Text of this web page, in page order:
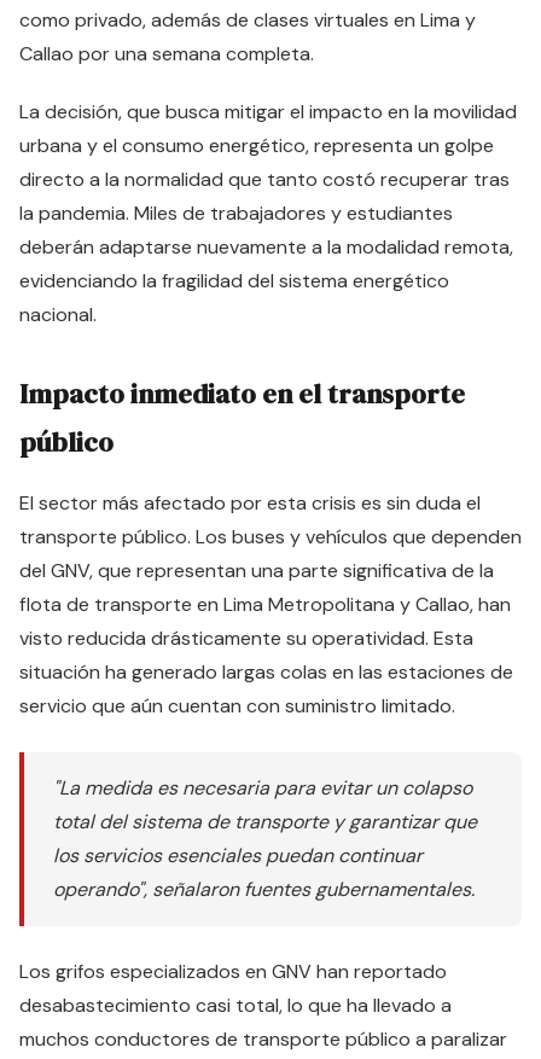
como privado, además de clases virtuales en Lima y
Callao por una semana completa.
La decisión, que busca mitigar el impacto en la movilidad
urbana y el consumo energético, representa un golpe
directo a la normalidad que tanto costó recuperar tras
la pandemia. Miles de trabajadores y estudiantes
deberán adaptarse nuevamente a la modalidad remota,
evidenciando la fragilidad del sistema energético
nacional.
Impacto inmediato en el transporte
público
El sector más afectado por esta crisis es sin duda el
transporte público. Los buses y vehículos que dependen
del GNV, que representan una parte significativa de la
flota de transporte en Lima Metropolitana y Callao, han
visto reducida drásticamente su operatividad. Esta
situación ha generado largas colas en las estaciones de
servicio que aún cuentan con suministro limitado.
"La medida es necesaria para evitar un colapso
total del sistema de transporte y garantizar que
los servicios esenciales puedan continuar
operando", señalaron fuentes gubernamentales.
Los grifos especializados en GNV han reportado
desabastecimiento casi total, lo que ha llevado a
muchos conductores de transporte público a paralizar